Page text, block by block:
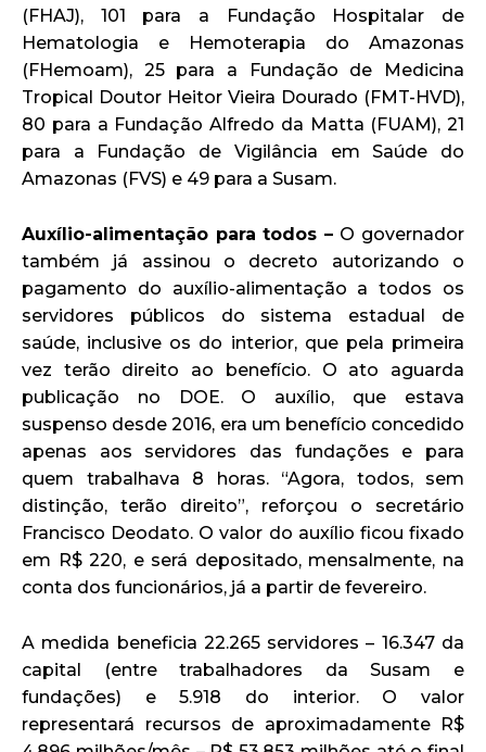
(FHAJ), 101 para a Fundação Hospitalar de
Hematologia e Hemoterapia do Amazonas
(FHemoam), 25 para a Fundação de Medicina
Tropical Doutor Heitor Vieira Dourado (FMT-HVD),
80 para a Fundação Alfredo da Matta (FUAM), 21
para a Fundação de Vigilância em Saúde do
Amazonas (FVS) e 49 para a Susam.
Auxílio-alimentação para todos – O governador
também já assinou o decreto autorizando o
pagamento do auxílio-alimentação a todos os
servidores públicos do sistema estadual de
saúde, inclusive os do interior, que pela primeira
vez terão direito ao benefício. O ato aguarda
publicação no DOE. O auxílio, que estava
suspenso desde 2016, era um benefício concedido
apenas aos servidores das fundações e para
quem trabalhava 8 horas. “Agora, todos, sem
distinção, terão direito”, reforçou o secretário
Francisco Deodato. O valor do auxílio ficou fixado
em R$ 220, e será depositado, mensalmente, na
conta dos funcionários, já a partir de fevereiro.
A medida beneficia 22.265 servidores – 16.347 da
capital (entre trabalhadores da Susam e
fundações) e 5.918 do interior. O valor
representará recursos de aproximadamente R$